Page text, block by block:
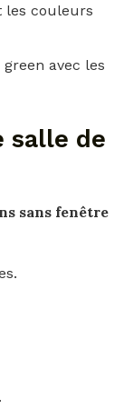
les couleurs
avec les
salle de
sans fenêtre